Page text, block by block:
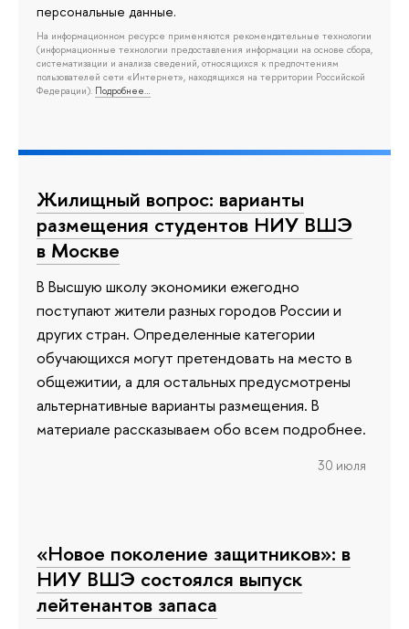
персональные данные.
На информационном ресурсе применяются рекомендательные технологии
(информационные технологии предоставления информации на основе сбора,
систематизации и анализа сведений, относящихся к предпочтениям
пользователей сети «Интернет», находящихся на территории Российской
Федерации). Подробнее…
Жилищный вопрос: варианты
размещения студентов НИУ ВШЭ
в Москве
В Высшую школу экономики ежегодно
поступают жители разных городов России и
других стран. Определенные категории
обучающихся могут претендовать на место в
общежитии, а для остальных предусмотрены
альтернативные варианты размещения. В
материале рассказываем обо всем подробнее.
30 июля
«Новое поколение защитников»: в
НИУ ВШЭ состоялся выпуск
лейтенантов запаса